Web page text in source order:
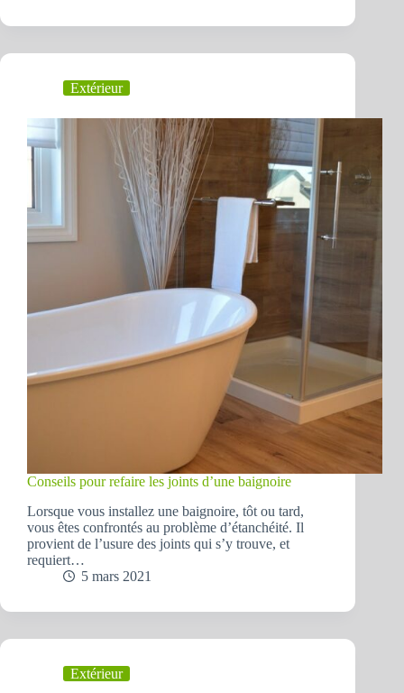
Extérieur
Conseils pour refaire les joints d’une baignoire
Lorsque vous installez une baignoire, tôt ou tard,
vous êtes confrontés au problème d’étanchéité. Il
provient de l’usure des joints qui s’y trouve, et
requiert…
5 mars 2021
Extérieur